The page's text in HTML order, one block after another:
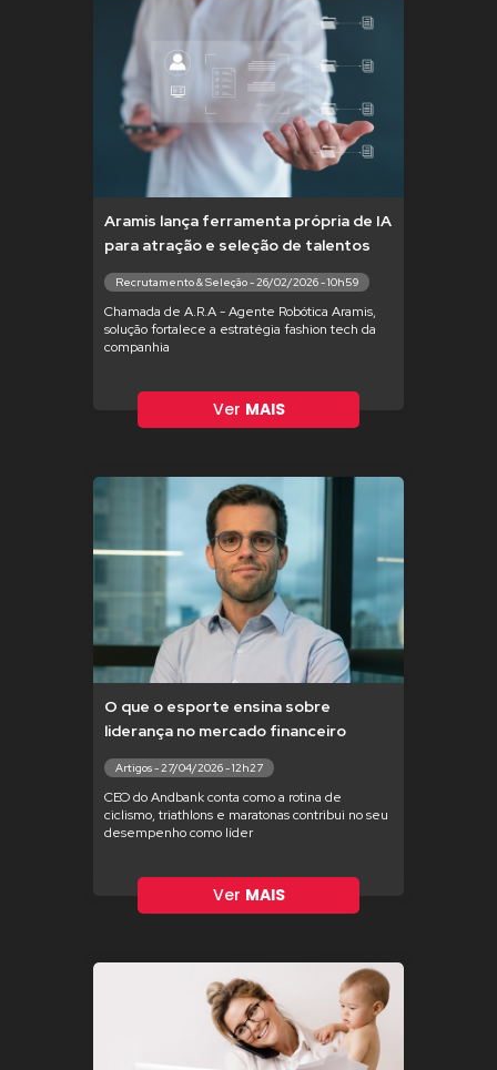
Aramis lança ferramenta própria de IA
para atração e seleção de talentos
Recrutamento & Seleção - 26/02/2026 - 10h59
Chamada de A.R.A - Agente Robótica Aramis,
solução fortalece a estratégia fashion tech da
companhia
Ver MAIS
O que o esporte ensina sobre
liderança no mercado financeiro
Artigos - 27/04/2026 - 12h27
CEO do Andbank conta como a rotina de
ciclismo, triathlons e maratonas contribui no seu
desempenho como líder
Ver MAIS